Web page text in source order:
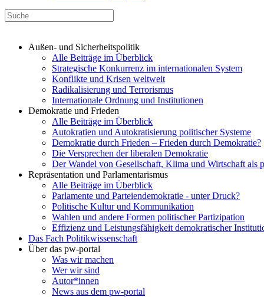
Außen- und Sicherheitspolitik
Alle Beiträge im Überblick
Strategische Konkurrenz im internationalen System
Konflikte und Krisen weltweit
Radikalisierung und Terrorismus
Internationale Ordnung und Institutionen
Demokratie und Frieden
Alle Beiträge im Überblick
Autokratien und Autokratisierung politischer Systeme
Demokratie durch Frieden – Frieden durch Demokratie?
Die Versprechen der liberalen Demokratie
Der Wandel von Gesellschaft, Klima und Wirtschaft als
Repräsentation und Parlamentarismus
Alle Beiträge im Überblick
Parlamente und Parteiendemokratie - unter Druck?
Politische Kultur und Kommunikation
Wahlen und andere Formen politischer Partizipation
Effizienz und Leistungsfähigkeit demokratischer
Das Fach Politikwissenschaft
Über das pw-portal
Was wir machen
Wer wir sind
Autor*innen
News aus dem pw-portal